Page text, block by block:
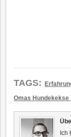
TAGS:
Omas Hundekekse
Ich